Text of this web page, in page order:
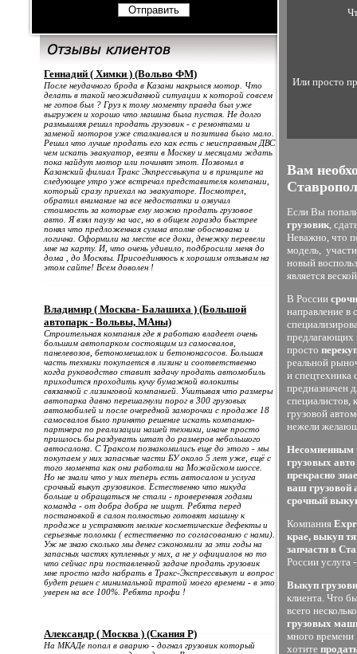
Геннадий ( Химки ) (Вольво ФМ)
После неудачного брода в Казани накрылся мотор. Что
делать в такой неожиданной ситуации к которой совсем
не готов был ? Груз к тому моменту правда был уже
выгружен и хорошо что машина была пустая. Не долго
размышляя решил продать грузовик - с ремонтами и
заменой моторов уже сталкивался и позитива было мало.
Решил что лучше продать его как есть с неисправным ДВС
чем искать эвакуатор, везти в Москву и месяцами ждать
пока найдут мотор или починят этот. Позвонил в
Казанский филиал Тракс Экпрессвыкупа и в принципе на
следующее утро уже встречал представителя компании,
который сразу приехал на эвакуаторе. Посмотрел,
обратил внимание на все недостатки и озвучил
стоимость за которые ему можно продать грузовое
авто. Я взял паузу на час, но в общем гораздо быстрее
понял что предложенная сумма вполне обоснована и
логична. Оформили на месте все доки, денежку перевели
мне на карту. И, что очень удивило, подбросили меня до
дома , до Москвы. Присоединяюсь к хорошим отзывам на
этом сайте! Всем доволен !
Владимир ( Москва- Балашиха ) (Большой
автопарк - Вольвы, МАны)
Строительная компания где я работаю владеет очень
большим автопарком состоящим из самосвалов,
панелевозов, бетономешалок и бетононасосов. Большая
часть техники покупается в лизинг и соответственно
когда руководство ставит задачу продать автомобиль
приходится проходить кучу бумажной волокиты
связанной с лизинговой компанией. Учитывая что размеры
автопарка давно перешагнули порог в 300 грузовых
автомобилей и после очередной заморочки с продаже 18
самосвалов было принято решение искать компанию-
партнера по реализации нашей техники, иначе просто
пришлось бы раздувать штат до размеров небольшого
автосалона. С Траксом познакомились еще до этого - мы
покупаем у них запасные части БУ около 5 лет уже, ещё с
того момента как они работали на Можайском шоссе.
Но не знали что у них теперь есть автосалон и услуга
срочный выкуп грузовиков. Естественно что никуда
больше и обращаться не стали - проверенная годами
команда - от добра добра не ищут. Ребята перед
постановкой в салон полностью готовят машину к
продаже и устраняют мелкие косметические дефекты и
серьезные поломки ( естественно по согласованию с нами).
Уж не знаю сколько мы денег сэкономили за эти годы на
запасных частях купленных у них, а не у официалов но то
что сейчас при поставленной задаче продать грузовик
мне просто надо набрать в Тракс-Экспрессвыкуп и вопрос
будет решен с минимальной тратой моего времени - в это
уверен на все 100%. Ребята профи !
Александр ( Москва ) (Скания Р)
На МКАДе попал в аварию - догнал грузовик который
Или просто
Вам
Если Вы
грузовик,
Неважно, что
модель,
новый
является
В России
направление в
предлагающих
просто
реальной
и спецтехника
предназначен
специалистов,
грузовой
нежели
Несомненным
грузовых
прекрасно
ваш грузовой
срочный
Компания
крае, выкуп
запчасти в
России услуга
Выкуп
клиента. Что
всего
грузовых
много
хотите